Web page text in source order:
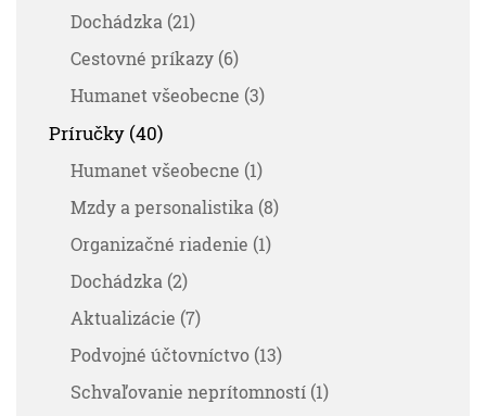
Dochádzka (21)
Cestovné príkazy (6)
Humanet všeobecne (3)
Príručky (40)
Humanet všeobecne (1)
Mzdy a personalistika (8)
Organizačné riadenie (1)
Dochádzka (2)
Aktualizácie (7)
Podvojné účtovníctvo (13)
Schvaľovanie neprítomností (1)